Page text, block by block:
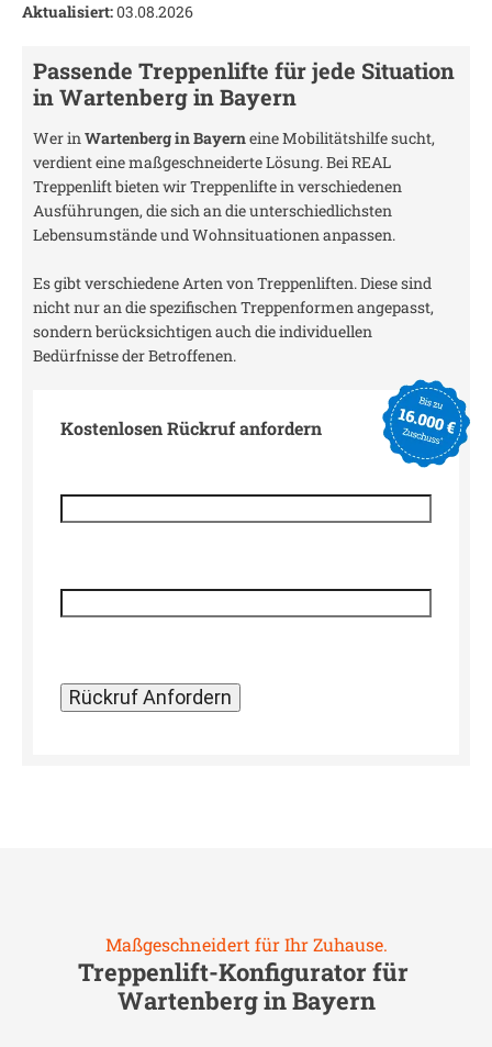
Aktualisiert:03.08.2026
Passende Treppenlifte für jede Situation
inWartenberg in Bayern
Wer inWartenberg in Bayerneine Mobilitätshilfe sucht,
verdient eine maßgeschneiderte Lösung. Bei REAL
Treppenlift bieten wir Treppenlifte in verschiedenen
Ausführungen, die sich an die unterschiedlichsten
Lebensumstände und Wohnsituationen anpassen.
Es gibt verschiedene Arten von Treppenliften. Diese sind
nicht nur an die spezifischen Treppenformen angepasst,
sondern berücksichtigen auch die individuellen
Bedürfnisse der Betroffenen.
Kostenlosen Rückruf anfordern
Maßgeschneidert für Ihr Zuhause.
Treppenlift-Konfigurator für
Wartenberg in Bayern